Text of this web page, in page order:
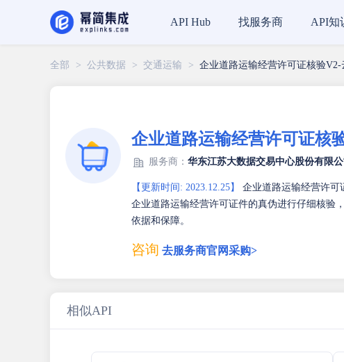
API Hub 找服务商 API知
全部 > 公共数据 > 交通运输 > 企业道路运输经营许可证核验V2-
企业道路运输经营许可证核
服务商： 华东江苏大数据交易中心股份有限公
【更新时间: 2023.12.25】
企业道路运输经营许可
企业道路运输经营许可证件的真伪进行仔细核验
依据和保障。
咨询 去服务商官网采购>
相似API